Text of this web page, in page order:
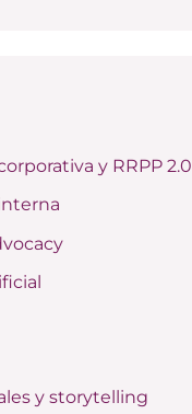
y RRPP 2.0
y storytelling